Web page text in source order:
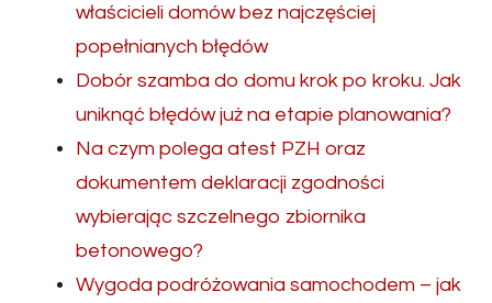
właścicieli domów bez najczęściej
popełnianych błędów
Dobór szamba do domu krok po kroku. Jak
uniknąć błędów już na etapie planowania?
Na czym polega atest PZH oraz
dokumentem deklaracji zgodności
wybierając szczelnego zbiornika
betonowego?
Wygoda podróżowania samochodem – jak